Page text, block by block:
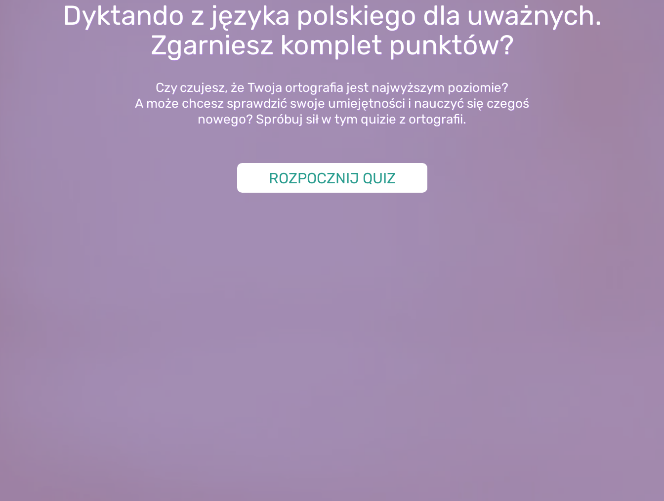
Dyktando z języka polskiego dla uważnych.
Zgarniesz komplet punktów?
Czy czujesz, że Twoja ortografia jest najwyższym poziomie?
A może chcesz sprawdzić swoje umiejętności i nauczyć się czegoś
nowego? Spróbuj sił w tym quizie z ortografii.
ROZPOCZNIJ QUIZ